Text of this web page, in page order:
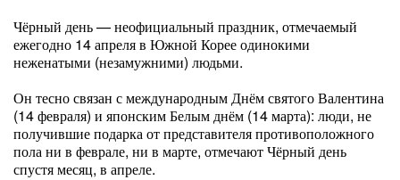
Чёрный день — неофициальный праздник, отмечаемый
ежегодно 14 апреля в Южной Корее одинокими
неженатыми (незамужними) людьми.
Он тесно связан с международным Днём святого Валентина
(14 февраля) и японским Белым днём (14 марта): люди, не
получившие подарка от представителя противоположного
пола ни в феврале, ни в марте, отмечают Чёрный день
спустя месяц, в апреле.